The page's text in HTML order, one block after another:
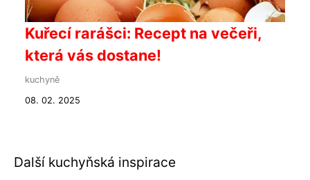
Kuřecí rarášci: Recept na večeři,
která vás dostane!
kuchyně
08. 02. 2025
Další kuchyňská inspirace